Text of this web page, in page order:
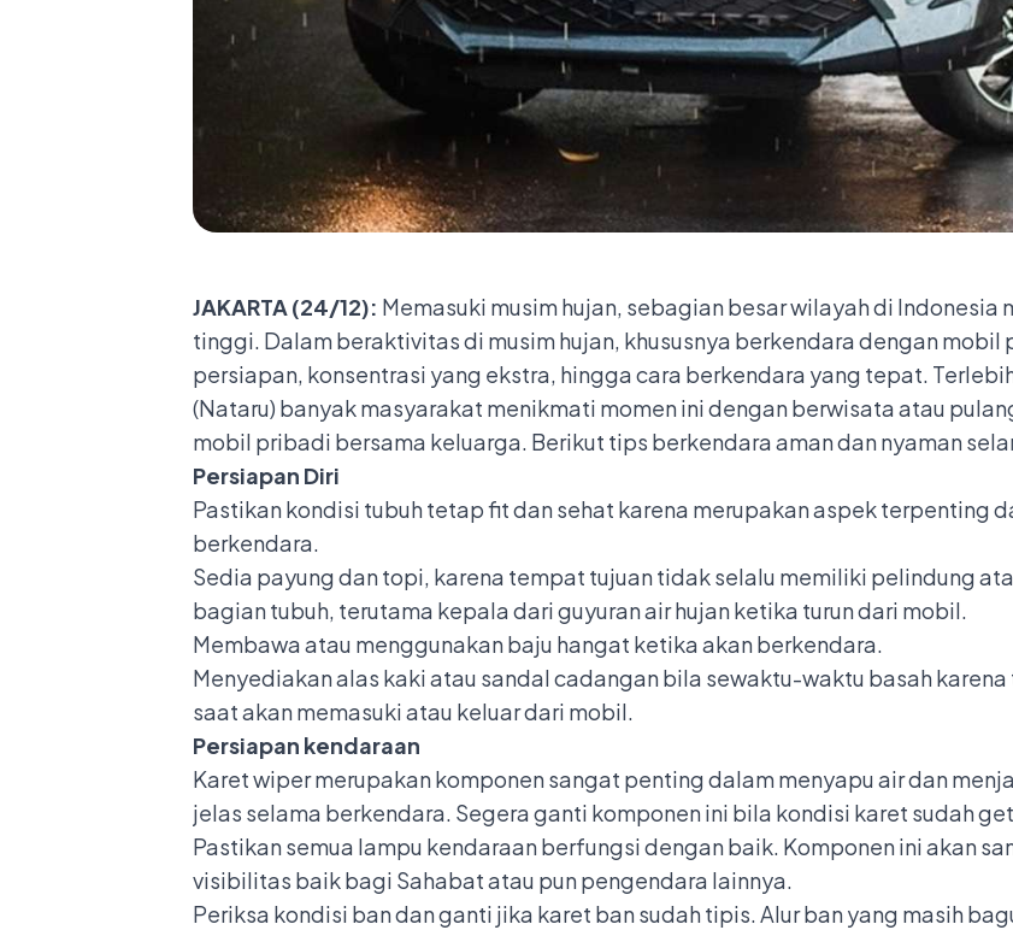
JAKARTA (24/12): Memasuki musim hujan, sebagian besar wilayah di Indonesia
tinggi. Dalam beraktivitas di musim hujan, khususnya berkendara dengan
persiapan, konsentrasi yang ekstra, hingga cara berkendara yang tepat.
(Nataru) banyak masyarakat menikmati momen ini dengan berwisata atau
mobil pribadi bersama keluarga. Berikut tips berkendara aman dan nyaman
Persiapan Diri
Pastikan kondisi tubuh tetap fit dan sehat karena merupakan aspek terpenting
berkendara.
Sedia payung dan topi, karena tempat tujuan tidak selalu memiliki pelindung
bagian tubuh, terutama kepala dari guyuran air hujan ketika turun dari mobil.
Membawa atau menggunakan baju hangat ketika akan berkendara.
Menyediakan alas kaki atau sandal cadangan bila sewaktu-waktu basah
saat akan memasuki atau keluar dari mobil.
Persiapan kendaraan
Karet wiper merupakan komponen sangat penting dalam menyapu air dan
jelas selama berkendara. Segera ganti komponen ini bila kondisi karet sudah
Pastikan semua lampu kendaraan berfungsi dengan baik. Komponen ini akan
visibilitas baik bagi Sahabat atau pun pengendara lainnya.
Periksa kondisi ban dan ganti jika karet ban sudah tipis. Alur ban yang masih